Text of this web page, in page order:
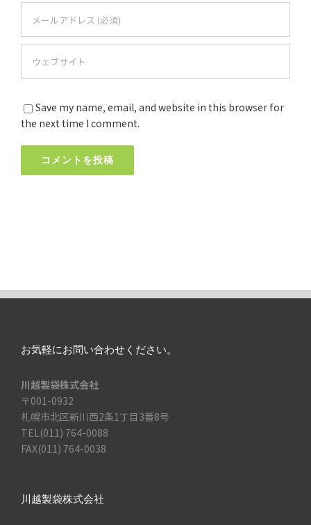
Save my name, email, and website in this browser for
the next time I comment.
お気軽にお問い合わせください。
川越製袋株式会社
〒001-0932
札幌市北区新川西2条1丁目3番8号
TEL(011) 764-0088
FAX(011) 764-0038
川越製袋株式会社